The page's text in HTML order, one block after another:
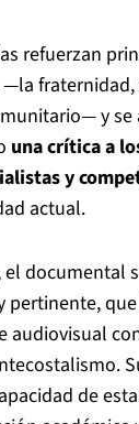
refuerzan
y se
una crítica a
y
actual.
documental
pertinente,
audiovisual
de